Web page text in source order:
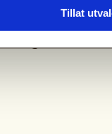
Tillat
- DNT Oslo